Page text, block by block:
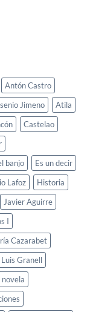
Antón Castro
Jimeno
Atila
Castelao
banjo
Es un decir
Lafoz
Historia
Javier Aguirre
I
Cazarabet
Luis Granell
novela